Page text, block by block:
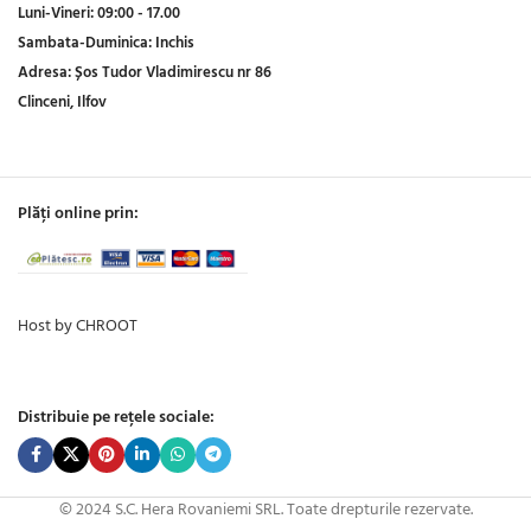
Luni-Vineri:09:00 - 17.00
Sambata-Duminica:Inchis
Adresa:Șos Tudor Vladimirescu nr 86
Clinceni, Ilfov
Plăți online prin:
Host by CHROOT
Distribuie pe rețele sociale:
© 2024 S.C. Hera Rovaniemi SRL. Toate drepturile rezervate.